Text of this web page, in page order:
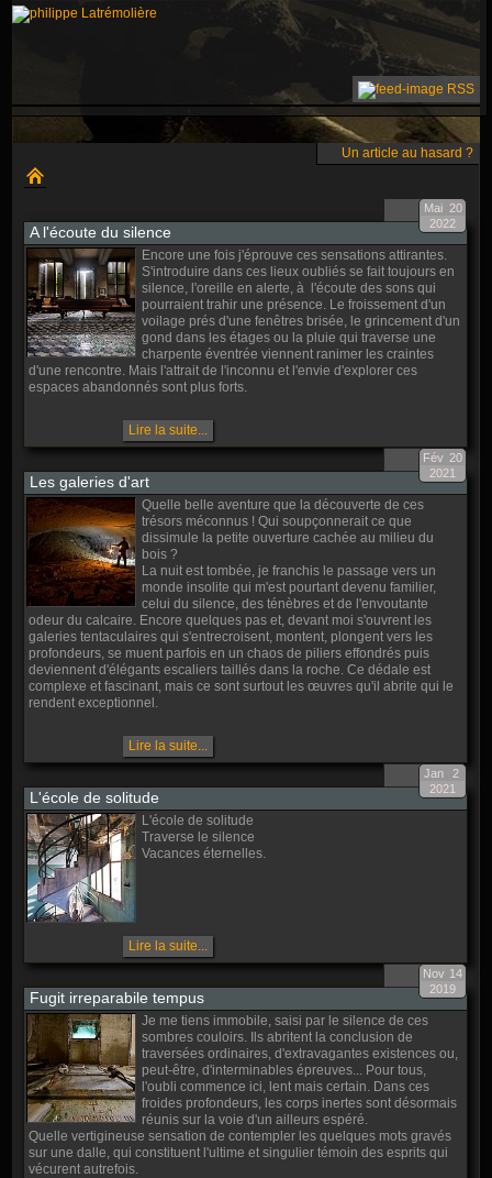
RSS
Un article au hasard ?
A l'écoute du silence
20
Mai
2022
Encore une fois j'éprouve ces sensations attirantes.
S'introduire dans ces lieux oubliés se fait toujours en
silence, l'oreille en alerte, à l'écoute des sons qui
pourraient trahir une présence. Le froissement d'un
voilage prés d'une fenêtres brisée, le grincement d'un
gond dans les étages ou la pluie qui traverse une
charpente éventrée viennent ranimer les craintes
d'une rencontre. Mais l'attrait de l'inconnu et l'envie d'explorer ces
espaces abandonnés sont plus forts.
Lire la suite...
Les galeries d'art
20
Fév
2021
Quelle belle aventure que la découverte de ces
trésors méconnus ! Qui soupçonnerait ce que
dissimule la petite ouverture cachée au milieu du
bois ?
La nuit est tombée, je franchis le passage vers un
monde insolite qui m'est pourtant devenu familier,
celui du silence, des ténèbres et de l'envoutante
odeur du calcaire. Encore quelques pas et, devant moi s'ouvrent les
galeries tentaculaires qui s'entrecroisent, montent, plongent vers les
profondeurs, se muent parfois en un chaos de piliers effondrés puis
deviennent d'élégants escaliers taillés dans la roche. Ce dédale est
complexe et fascinant, mais ce sont surtout les œuvres qu'il abrite qui le
rendent exceptionnel.
Lire la suite...
L'école de solitude
2
Jan
2021
L'école de solitude
Traverse le silence
Vacances éternelles.
Lire la suite...
Fugit irreparabile tempus
14
Nov
2019
Je me tiens immobile, saisi par le silence de ces
sombres couloirs. Ils abritent la conclusion de
traversées ordinaires, d'extravagantes existences ou,
peut-être, d'interminables épreuves... Pour tous,
l'oubli commence ici, lent mais certain. Dans ces
froides profondeurs, les corps inertes sont désormais
réunis sur la voie d'un ailleurs espéré.
Quelle vertigineuse sensation de contempler les quelques mots gravés
sur une dalle, qui constituent l'ultime et singulier témoin des esprits qui
vécurent autrefois.